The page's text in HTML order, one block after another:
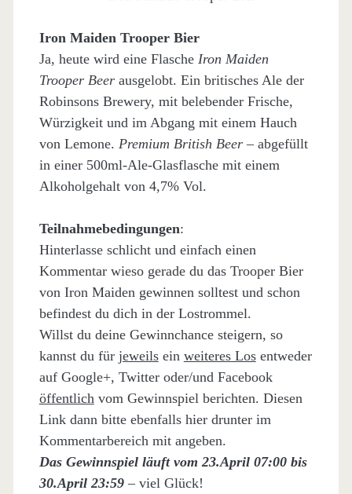
Iron Maiden Trooper Bier
Ja, heute wird eine Flasche Iron Maiden
Trooper Beerausgelobt. Ein britisches Ale der
Robinsons Brewery, mit belebender Frische,
Würzigkeit und im Abgang mit einem Hauch
von Lemone. Premium British Beer – abgefüllt
in einer 500ml-Ale-Glasflasche mit einem
Alkoholgehalt von 4,7% Vol.
Teilnahmebedingungen:
Hinterlasse schlicht und einfach einen
Kommentar wieso gerade du das Trooper Bier
von Iron Maiden gewinnen solltest und schon
befindest du dich in der Lostrommel.
Willst du deine Gewinnchance steigern, so
kannst du für jeweilsein weiteres Losentweder
auf Google+, Twitter oder/und Facebook
öffentlichvom Gewinnspiel berichten. Diesen
Link dann bitte ebenfalls hier drunter im
Kommentarbereich mit angeben.
Das Gewinnspiel läuft vom 23.April 07:00 bis
30.April 23:59 – viel Glück!